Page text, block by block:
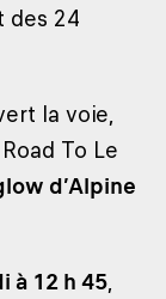
des 24
la voie,
To Le
d’Alpine
à 12 h 45,